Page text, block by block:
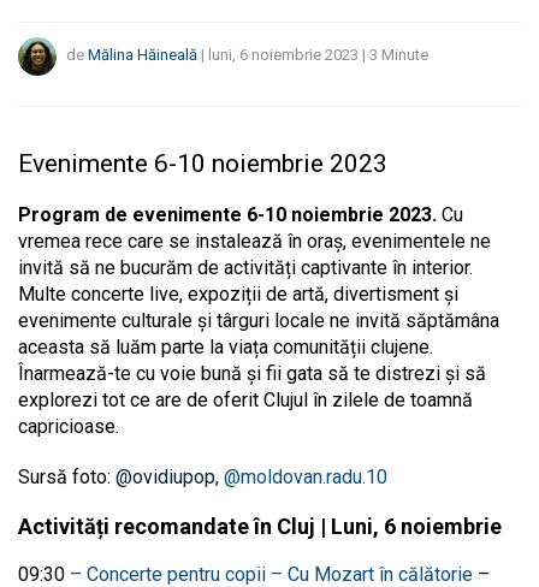
de Mălina Hăineală | luni, 6 noiembrie 2023 | 3 Minute
Evenimente 6-10 noiembrie 2023
Program de evenimente 6-10 noiembrie 2023. Cu
vremea rece care se instalează în oraș, evenimentele ne
invită să ne bucurăm de activități captivante în interior.
Multe concerte live, expoziții de artă, divertisment și
evenimente culturale și târguri locale ne invită săptămâna
aceasta să luăm parte la viața comunității clujene.
Înarmează-te cu voie bună și fii gata să te distrezi și să
explorezi tot ce are de oferit Clujul în zilele de toamnă
capricioase.
Sursă foto: @ovidiupop, @moldovan.radu.10
Activități recomandate în Cluj | Luni, 6 noiembrie
09:30 – Concerte pentru copii – Cu Mozart în călătorie –